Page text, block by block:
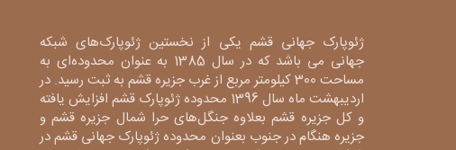
ژئوپارک جهانی قشم یکی از نخستین ژئوپارک‌های شبکه
جهانی می باشد که در سال 1385 به عنوان محدوده‌ای به
مساحت 300 کیلومتر مربع از غرب جزیره قشم به ثبت رسید. در
اردیبهشت ماه سال 1396 محدوده ژئوپارک قشم افزایش یافته
و کل جزیره قشم بعلاوه جنگل‌های حرا شمال جزیره قشم و
جزیره هنگام در جنوب بعنوان محدوده ژئوپارک جهانی قشم در